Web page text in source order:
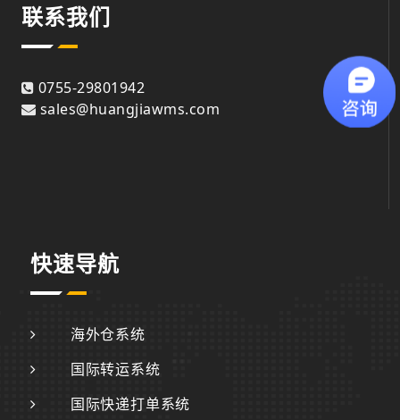
联系我们
0755-29801942
sales@huangjiawms.com
快速导航
海外仓系统
国际转运系统
国际快递打单系统